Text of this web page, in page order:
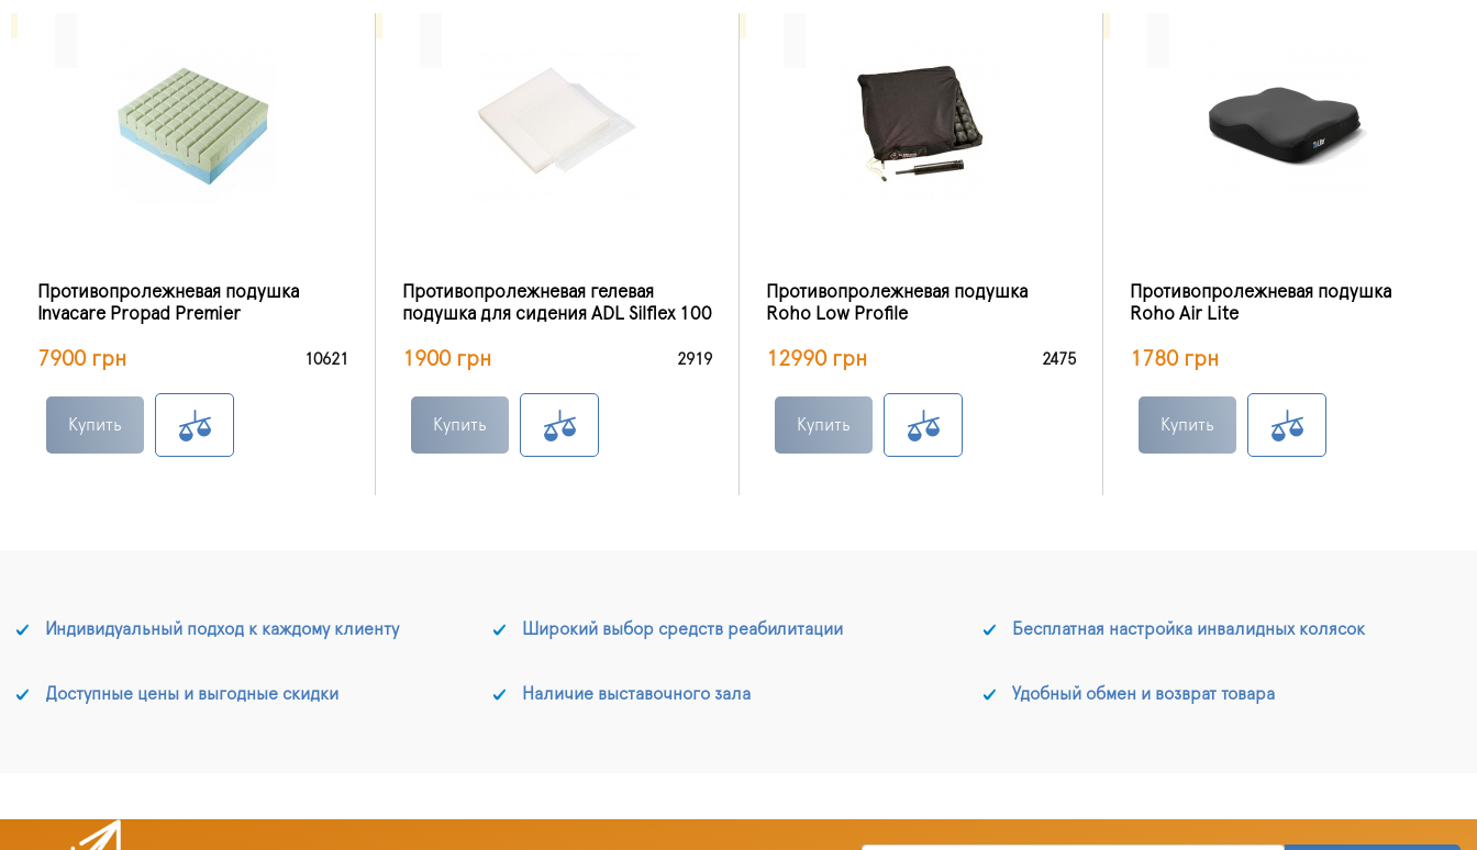
Противопролежневая подушка
Invacare Propad Premier
7900 грн 10621
Купить
Противопролежневая гелевая
подушка для сидения ADL Silflex 100
1900 грн 2919
Купить
Противопролежневая подушка
Roho Low Profile
12990 грн 2475
Купить
Противопролежневая подушка
Roho Air Lite
1780 грн
Купить
Индивидуальный подход к каждому клиенту Широкий выбор средств реабилитации
Доступные цены и выгодные скидки Наличие выставочного зала
Бесплатная настройка инвалидных колясок
Удобный обмен и возврат товара